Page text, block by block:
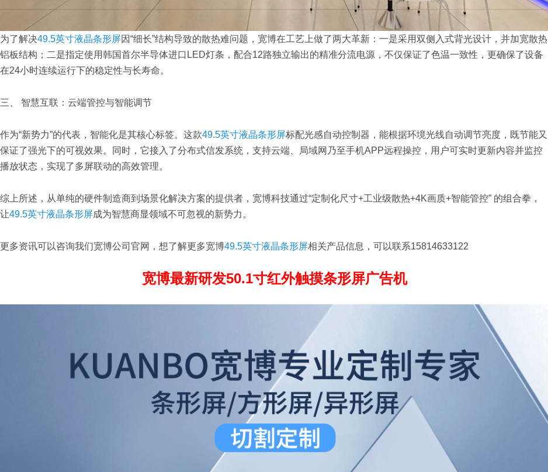
为了解决49.5英寸液晶条形屏因“细长”结构导致的散热难问题，宽博在工艺上做了两大革新：一是采用双侧入式背光设计，并加宽散热
铝板结构；二是指定使用韩国首尔半导体进口LED灯条，配合12路独立输出的精准分流电源，不仅保证了色温一致性，更确保了设备
在24小时连续运行下的稳定性与长寿命。
三、 智慧互联：云端管控与智能调节
作为“新势力”的代表，智能化是其核心标签。这款49.5英寸液晶条形屏标配光感自动控制器，能根据环境光线自动调节亮度，既节能又
保证了强光下的可视效果。同时，它接入了分布式信发系统，支持云端、局域网乃至手机APP远程操控，用户可实时更新内容并监控
播放状态，实现了多屏联动的高效管理。
综上所述，从单纯的硬件制造商到场景化解决方案的提供者，宽博科技通过“定制化尺寸+工业级散热+4K画质+智能管控” 的组合拳，
让49.5英寸液晶条形屏成为智慧商显领域不可忽视的新势力。
更多资讯可以咨询我们宽博公司官网，想了解更多宽博49.5英寸液晶条形屏相关产品信息，可以联系15814633122
宽博最新研发50.1寸红外触摸条形屏广告机